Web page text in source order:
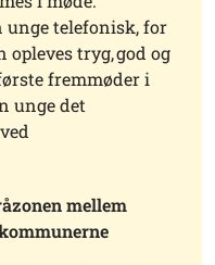
unge telefonisk, for
tryg, god og
fremmøder i
unge det
mellem